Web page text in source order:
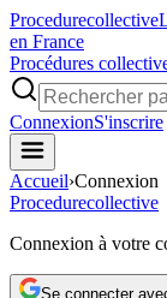
Procedurecollective
en France
Procédures
ConnexionS'inscrire
Accueil›Connexion
Procedurecollective
Connexion à votre
Se connecter